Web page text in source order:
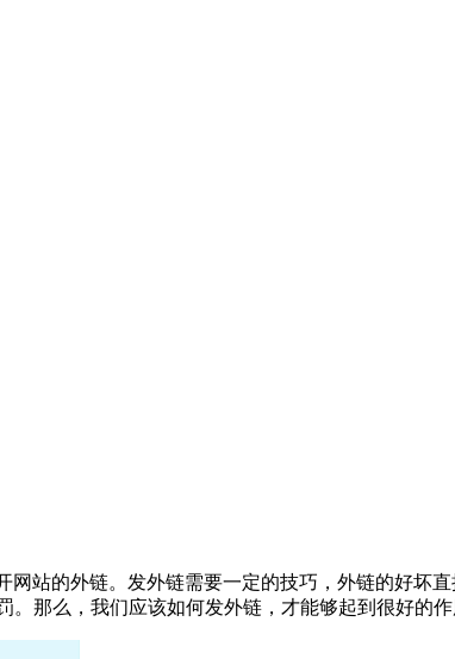
网站的外链。发外链需要一定的技巧，外链的好
。那么，我们应该如何发外链，才能够起到很好的作